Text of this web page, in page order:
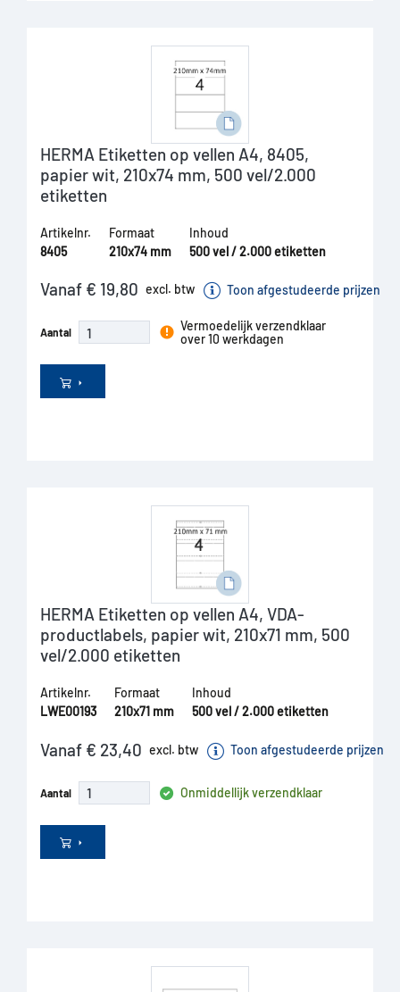
HERMA Etiketten op vellen A4, 8405,
papier wit, 210x74 mm, 500 vel/2.000
etiketten
Artikelnr.
8405
Formaat
210x74 mm
Inhoud
500 vel / 2.000 etiketten
Vanaf € 19,80 excl. btw Toon afgestudeerde prijzen
Aantal
Vermoedelijk verzendklaar
over 10 werkdagen
HERMA Etiketten op vellen A4, VDA-
productlabels, papier wit, 210x71 mm, 500
vel/2.000 etiketten
Artikelnr.
LWE00193
Formaat
210x71 mm
Inhoud
500 vel / 2.000 etiketten
Vanaf € 23,40 excl. btw Toon afgestudeerde prijzen
Aantal Onmiddellijk verzendklaar